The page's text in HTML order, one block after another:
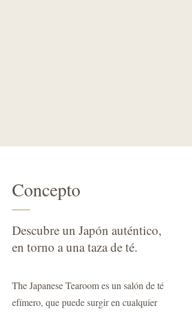
Concepto
Descubre un Japón auténtico,
en torno a una taza de té.
The Japanese Tearoom es un salón de té
efímero, que puede surgir en cualquier